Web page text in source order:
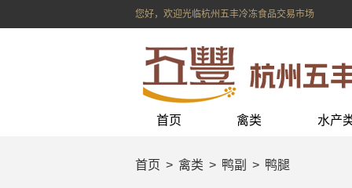
您好，欢迎光临杭州五丰冷冻食品交易市场
首页 禽类 水产
首页 禽类 鸭副 鸭腿